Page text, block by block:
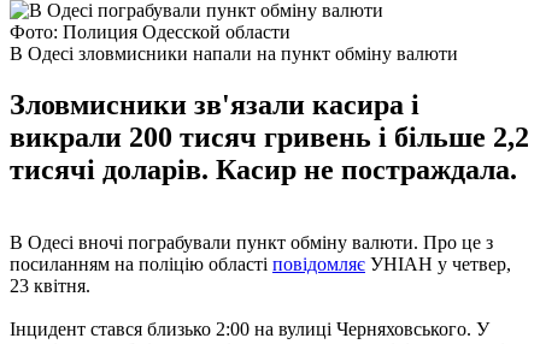
Фото: Полиция Одесской области
В Одесі зловмисники напали на пункт обміну валюти
Зловмисники зв'язали касира і
викрали 200 тисяч гривень і більше 2,2
тисячі доларів. Касир не постраждала.
В Одесі вночі пограбували пункт обміну валюти. Про це з
посиланням на поліцію області повідомляє УНІАН у четвер,
23 квітня.
Інцидент стався близько 2:00 на вулиці Черняховського. У